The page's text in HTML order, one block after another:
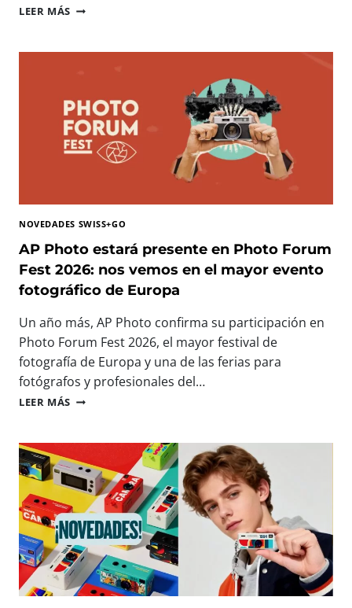
G
I
M
P
R
I
N
I
B
L
P
R
A
C
U
R
A
R
,
I
M
P
R
I
LEER MÁS
R
O
R
A
S
E
S
O
N
L
E
S
D
N
P
NOVEDADES SWISS+GO
AP Photo estará presente en Photo Forum
Fest 2026: nos vemos en el mayor evento
fotográfico de Europa
Un año más, AP Photo confirma su participación en
Photo Forum Fest 2026, el mayor festival de
fotografía de Europa y una de las ferias para
fotógrafos y profesionales del…
LEER MÁS A
H
O
T
O
E
S
T
A
R
Á